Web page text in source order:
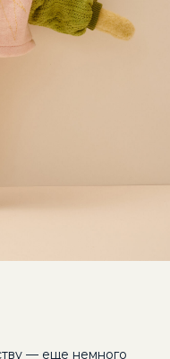
— еще немного